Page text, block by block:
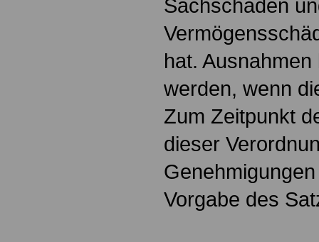
Sachschäden
hat.
werden, wenn
Zum Zeitpunkt
dieser
Vorgabe des